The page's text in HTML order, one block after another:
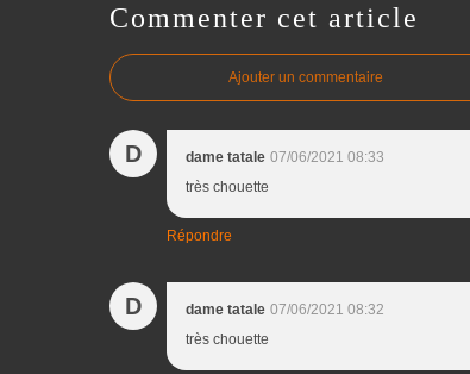
Commenter cet article
Ajouter un commentaire
D dame tatale 07/06/2021 08:33
très chouette
Répondre
D dame tatale 07/06/2021 08:32
très chouette